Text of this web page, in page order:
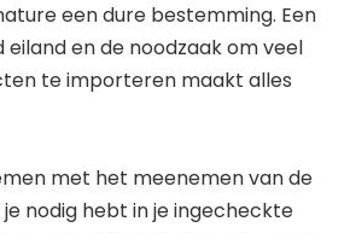
een dure bestemming. Een
eiland en de noodzaak om veel
te importeren maakt alles
met het meenemen van de
nodig hebt in je ingecheckte